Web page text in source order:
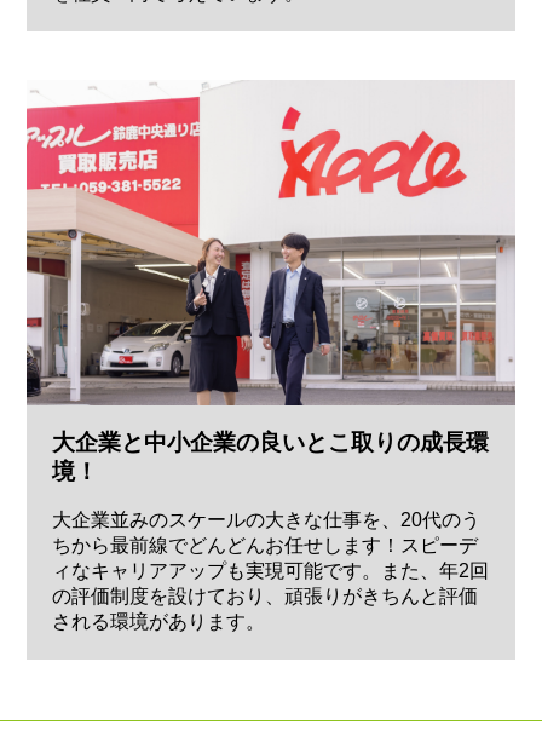
大企業と中小企業の良いとこ取りの成長環
境！
大企業並みのスケールの大きな仕事を、20代のう
ちから最前線でどんどんお任せします！スピーデ
ィなキャリアアップも実現可能です。また、年2回
の評価制度を設けており、頑張りがきちんと評価
される環境があります。